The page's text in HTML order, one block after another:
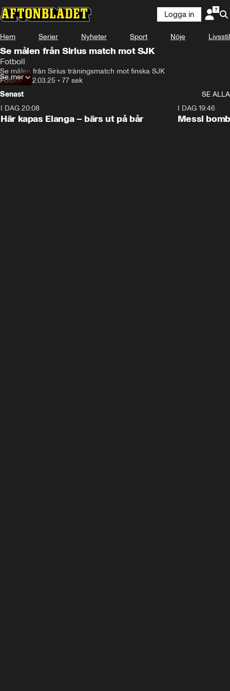
Logga in
Hem Serier Nyheter Sport Nöje Livsstil
Se målen från Sirius match mot SJK
Fotboll
Se målen från Sirius träningsmatch mot finska SJK
Fotboll•22.03.25 • 77 sek
Se mer
Senast
SE ALLA
I DAG 20:08
Här kapas Elanga – bärs ut på bår
I DAG 19:46
Messi